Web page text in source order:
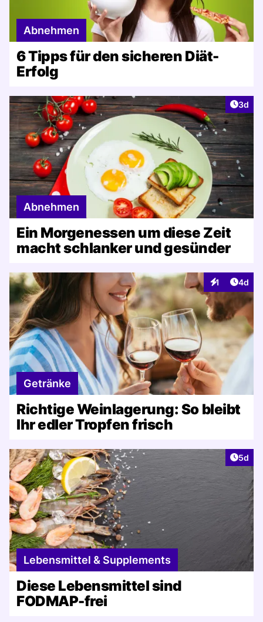
Abnehmen
6 Tipps für den sicheren Diät-
Erfolg
3d
Abnehmen
Ein Morgenessen um diese Zeit
macht schlanker und gesünder
1
Interaktionen
4d
Getränke
Richtige Weinlagerung: So bleibt
Ihr edler Tropfen frisch
5d
Lebensmittel & Supplements
Diese Lebensmittel sind
FODMAP-frei